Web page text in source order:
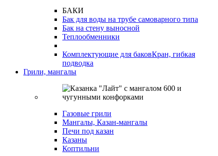
БАКИ
Бак для воды на трубе самоварного типа
Бак на стену выносной
Теплообменники
Комплектующие для баковКран, гибкая
подводка
Грили, мангалы
Газовые грили
Мангалы, Казан-мангалы
Печи под казан
Казаны
Коптильни